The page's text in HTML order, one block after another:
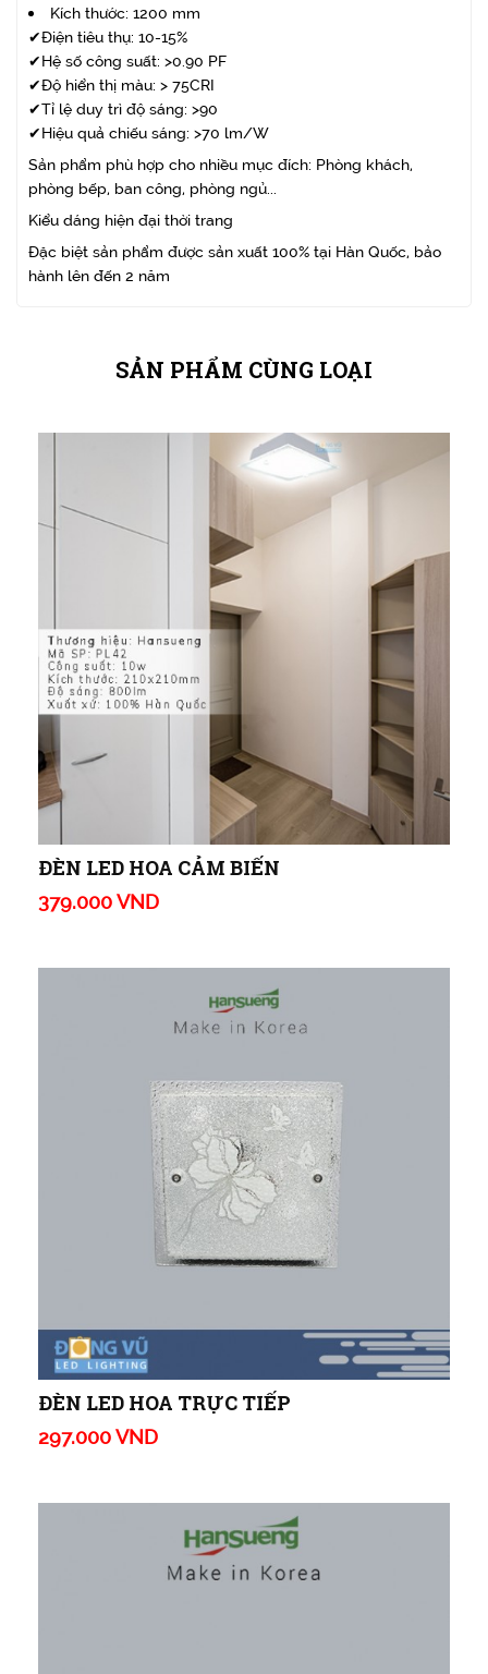
Kích thước: 1200 mm
✔Điện tiêu thụ: 10-15%
✔Hệ số công suất: >0.90 PF
✔Độ hiển thị màu: > 75CRI
✔Tỉ lệ duy trì độ sáng: >90
✔Hiệu quả chiếu sáng: >70 lm/W
Sản phẩm phù hợp cho nhiều mục đích: Phòng khách,
phòng bếp, ban công, phòng ngủ...
Kiểu dáng hiện đại thời trang
Đặc biệt sản phẩm được sản xuất 100% tại Hàn Quốc, bảo
hành lên đến 2 năm
SẢN PHẨM CÙNG LOẠI
ĐÈN LED HOA CẢM BIẾN
379.000 VND
ĐÈN LED HOA TRỰC TIẾP
297.000 VND